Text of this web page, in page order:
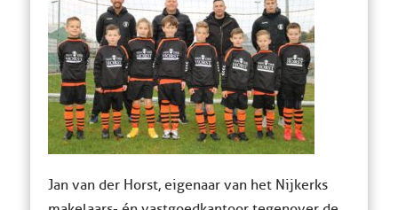
Jan van der Horst, eigenaar van het Nijkerks